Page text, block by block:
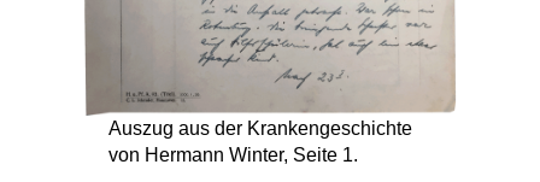
Auszug aus der Krankengeschichte
von Hermann Winter, Seite 1.